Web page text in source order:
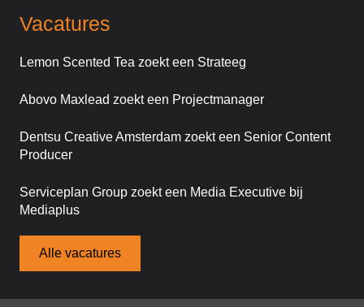
Vacatures
Lemon Scented Tea zoekt een Strateeg
Abovo Maxlead zoekt een Projectmanager
Dentsu Creative Amsterdam zoekt een Senior Content
Producer
Serviceplan Group zoekt een Media Executive bij
Mediaplus
Alle vacatures